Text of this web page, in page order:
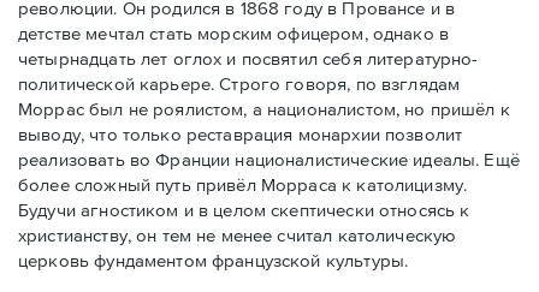
революции. Он родился в 1868 году в Провансе и в
детстве мечтал стать морским офицером, однако в
четырнадцать лет оглох и посвятил себя литературно-
политической карьере. Строго говоря, по взглядам
Моррас был не роялистом, а националистом, но пришёл к
выводу, что только реставрация монархии позволит
реализовать во Франции националистические идеалы. Ещё
более сложный путь привёл Морраса к католицизму.
Будучи агностиком и в целом скептически относясь к
христианству, он тем не менее считал католическую
церковь фундаментом французской культуры.